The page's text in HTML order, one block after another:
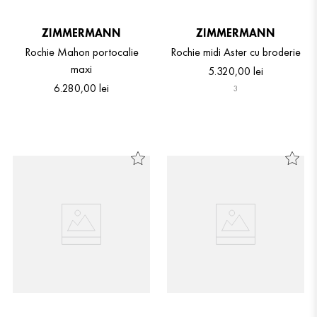
ZIMMERMANN
Rochie Mahon portocalie
maxi
6.280,00 lei
ZIMMERMANN
Rochie midi Aster cu broderie
5.320,00 lei
3